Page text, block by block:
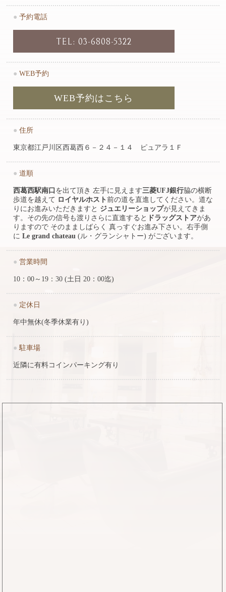
● 予約電話
TEL: 03-6808-5322
● WEB予約
WEB予約はこちら
● 住所
東京都江戸川区西葛西６－２４－１４ ピュアラ１Ｆ
● 道順
西葛西駅南口 を出て頂き 左手に見えます三菱UFJ銀行脇の横断
歩道を越えて ロイヤルホスト 前の道を直進してください。道な
りにお進みいただきますと ジュエリーショップが見えてきま
す。その先の信号も渡りさらに直進すると ドラッグストアがあ
りますので そのまましばらく 真っすぐお進み下さい。右手側
に Le grand chateau (ル・グランシャトー) がございます。
● 営業時間
10：00～19：30 (土日 20：00迄)
● 定休日
年中無休(冬季休業有り)
● 駐車場
近隣に有料コインパーキング有り